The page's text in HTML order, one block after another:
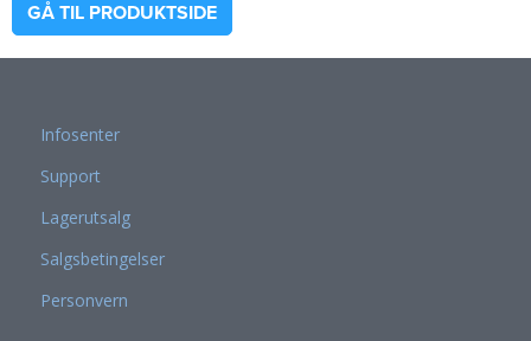
GÅ TIL PRODUKTSIDE
Infosenter
Support
Lagerutsalg
Salgsbetingelser
Personvern